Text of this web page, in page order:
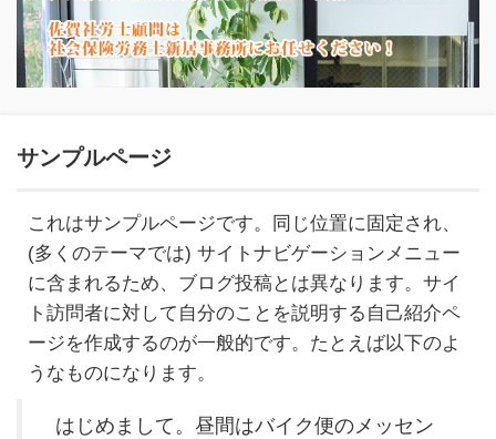
サンプルページ
これはサンプルページです。同じ位置に固定され、
(多くのテーマでは) サイトナビゲーションメニュー
に含まれるため、ブログ投稿とは異なります。サイ
ト訪問者に対して自分のことを説明する自己紹介ペ
ージを作成するのが一般的です。たとえば以下のよ
うなものになります。
はじめまして。昼間はバイク便のメッセン